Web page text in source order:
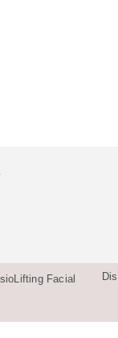
Facial